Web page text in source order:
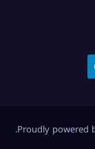
Proudly powered
.